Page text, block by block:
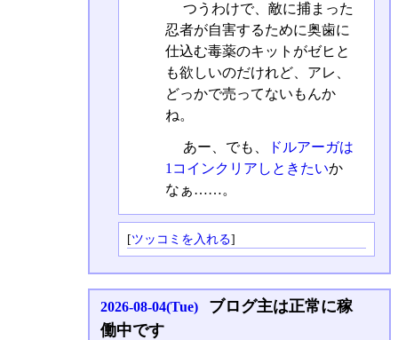
つうわけで、敵に捕まった
忍者が自害するために奥歯に
仕込む毒薬のキットがゼヒと
も欲しいのだけれど、アレ、
どっかで売ってないもんか
ね。
あー、でも、
ドルアーガは
1コインクリアしときたいか
なぁ……。
[ツッコミを入れる]
2026-08-04(Tue)
ブログ主は正常に稼
働中です